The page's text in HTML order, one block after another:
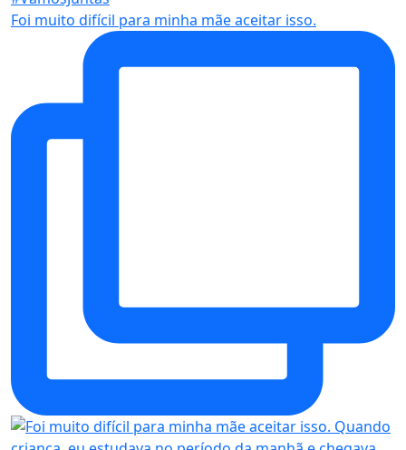
Foi muito difícil para minha mãe aceitar isso.